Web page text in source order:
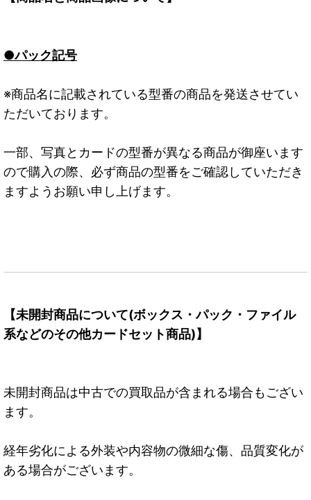
●パック記号
※商品名に記載されている型番の商品を発送させてい
ただいております。
一部、写真とカードの型番が異なる商品が御座います
ので購入の際、必ず商品の型番をご確認していただき
ますようお願い申し上げます。
【未開封商品について(ボックス・パック・ファイル
系などのその他カードセット商品)】
未開封商品は中古での買取品が含まれる場合もござい
ます。
経年劣化による外装や内容物の微細な傷、品質変化が
ある場合がございます。